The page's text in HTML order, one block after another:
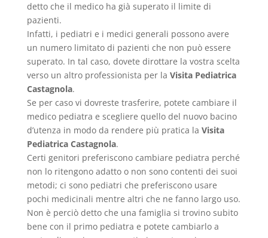
detto che il medico ha già superato il limite di
pazienti.
Infatti, i pediatri e i medici generali possono avere
un numero limitato di pazienti che non può essere
superato. In tal caso, dovete dirottare la vostra scelta
verso un altro professionista per la Visita Pediatrica
Castagnola.
Se per caso vi dovreste trasferire, potete cambiare il
medico pediatra e scegliere quello del nuovo bacino
d’utenza in modo da rendere più pratica la Visita
Pediatrica Castagnola.
Certi genitori preferiscono cambiare pediatra perché
non lo ritengono adatto o non sono contenti dei suoi
metodi; ci sono pediatri che preferiscono usare
pochi medicinali mentre altri che ne fanno largo uso.
Non è perciò detto che una famiglia si trovino subito
bene con il primo pediatra e potete cambiarlo a